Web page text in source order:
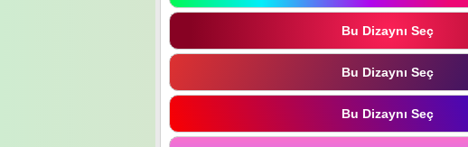
Bu Dizaynı Seç
Bu Dizaynı Seç
Bu Dizaynı Seç